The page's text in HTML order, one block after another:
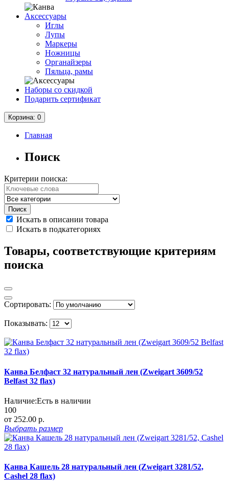
Аксессуары
Иглы
Лупы
Маркеры
Ножницы
Органайзеры
Пяльца, рамы
Наборы со скидкой
Подарить сертификат
Корзина: 0
Главная
Поиск
Критерии поиска:
Искать в описании товара
Искать в подкатегориях
Товары, соответствующие критериям
поиска
Сортировать:
Показывать:
Канва Белфаст 32 натуральный лен (Zweigart 3609/52
Belfast 32 flax)
Наличие:Есть в наличии
100
от 252.00 р.
Выбрать размер
Канва Кашель 28 натуральный лен (Zweigart 3281/52,
Cashel 28 flax)